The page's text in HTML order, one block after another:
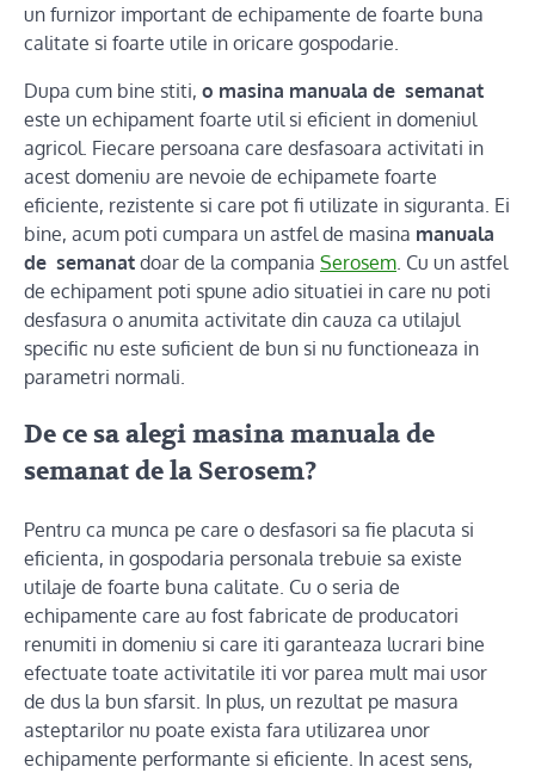
un furnizor important de echipamente de foarte buna
calitate si foarte utile in oricare gospodarie.
Dupa cum bine stiti, o masina manuala de semanat
este un echipament foarte util si eficient in domeniul
agricol. Fiecare persoana care desfasoara activitati in
acest domeniu are nevoie de echipamete foarte
eficiente, rezistente si care pot fi utilizate in siguranta. Ei
bine, acum poti cumpara un astfel de masina manuala
de semanat doar de la compania Serosem. Cu un astfel
de echipament poti spune adio situatiei in care nu poti
desfasura o anumita activitate din cauza ca utilajul
specific nu este suficient de bun si nu functioneaza in
parametri normali.
De ce sa alegi masina manuala de
semanat de la Serosem?
Pentru ca munca pe care o desfasori sa fie placuta si
eficienta, in gospodaria personala trebuie sa existe
utilaje de foarte buna calitate. Cu o seria de
echipamente care au fost fabricate de producatori
renumiti in domeniu si care iti garanteaza lucrari bine
efectuate toate activitatile iti vor parea mult mai usor
de dus la bun sfarsit. In plus, un rezultat pe masura
asteptarilor nu poate exista fara utilizarea unor
echipamente performante si eficiente. In acest sens,